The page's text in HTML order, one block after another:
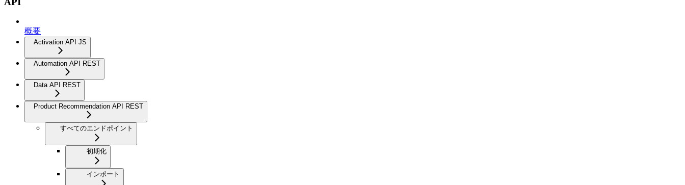
概要
Activation API JS
Automation API REST
Data API REST
Product Recommendation API REST
すべてのエンドポイント
初期化
インポート